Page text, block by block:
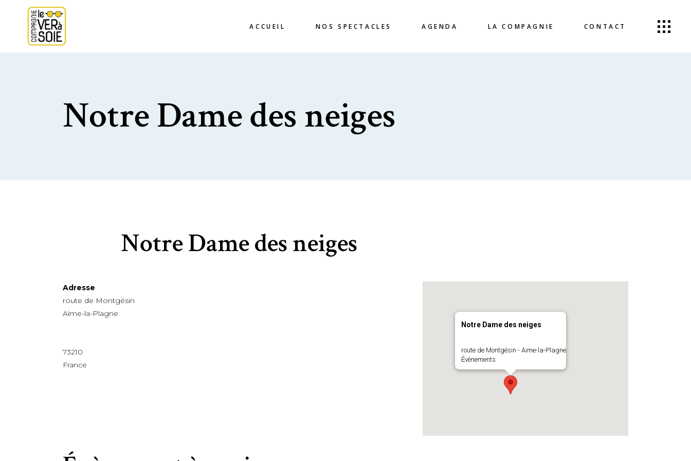
ACCUEIL NOS SPECTACLES AGENDA LA COMPAGNIE CONTACT
Notre Dame des neiges
Notre Dame des neiges
Notre Dame des neiges
route de Montgésin - Aime-la-Plagne
Évènements
Adresse
route de Montgésin
Aime-la-Plagne
73210
France